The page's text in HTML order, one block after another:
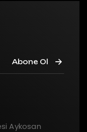
Abone Ol
Aykosan